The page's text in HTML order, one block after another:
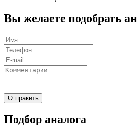
Вы желаете подобрать
Отправить
Подбор аналога